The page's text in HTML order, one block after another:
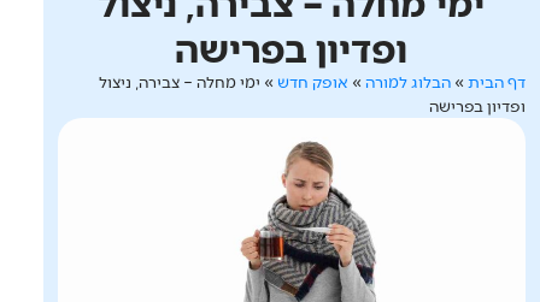
ופדיון בפרישה
דף הבית » הבלוג למורה » אופק חדש » ימי מחלה – צבירה, ניצול
ופדיון בפרישה